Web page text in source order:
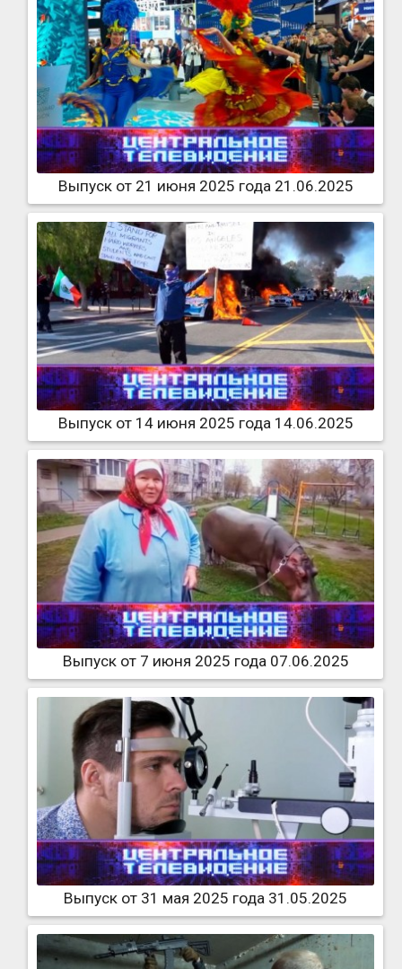
Выпуск от 21 июня 2025 года 21.06.2025
Выпуск от 14 июня 2025 года 14.06.2025
Выпуск от 7 июня 2025 года 07.06.2025
Выпуск от 31 мая 2025 года 31.05.2025